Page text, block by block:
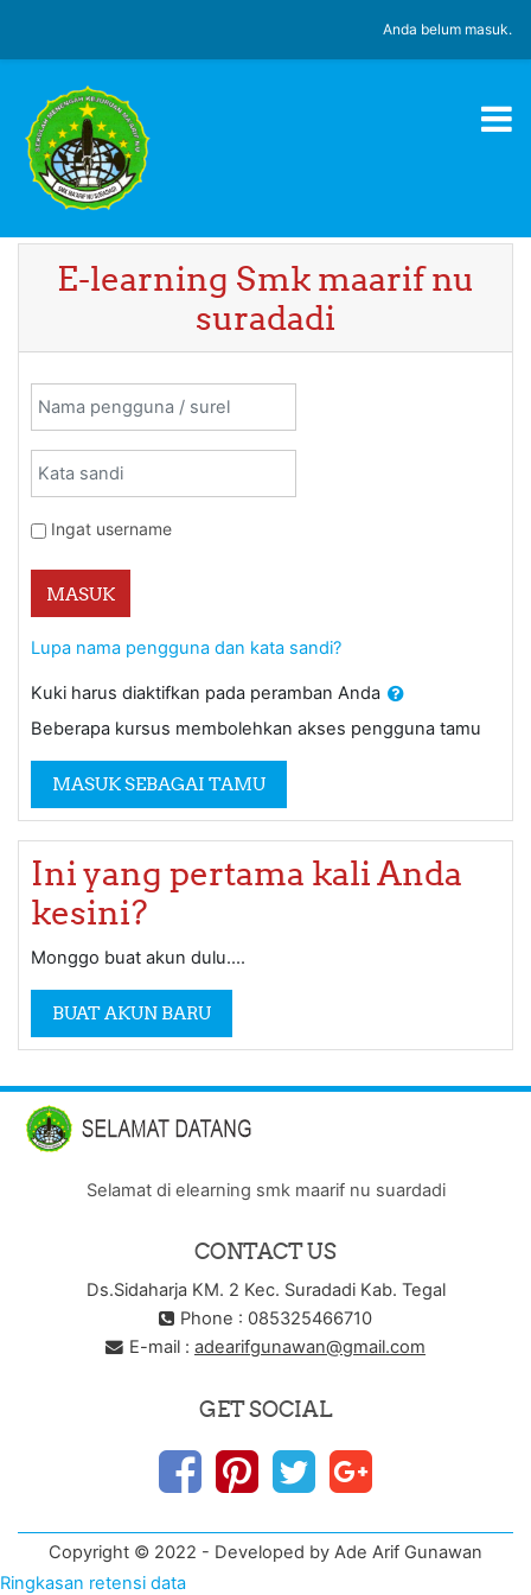
Anda belum masuk.
E-learning Smk maarif nu
suradadi
Nama pengguna / surel
Kata sandi
Ingat username
MASUK
Lupa nama pengguna dan kata sandi?
Kuki harus diaktifkan pada peramban Anda
Beberapa kursus membolehkan akses pengguna tamu
MASUK SEBAGAI TAMU
Ini yang pertama kali Anda
kesini?
Monggo buat akun dulu....
BUAT AKUN BARU
Selamat di elearning smk maarif nu suardadi
CONTACT US
Ds.Sidaharja KM. 2 Kec. Suradadi Kab. Tegal
Phone : 085325466710
E-mail : adearifgunawan@gmail.com
GET SOCIAL
Copyright © 2022 - Developed by Ade Arif Gunawan
Ringkasan retensi data